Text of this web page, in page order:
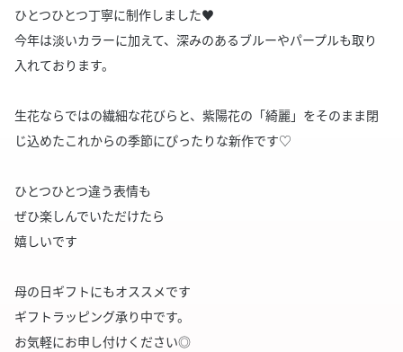
ひとつひとつ丁寧に制作しました♥
今年は淡いカラーに加えて、深みのあるブルーやパープルも取り
入れております。
生花ならではの繊細な花びらと、紫陽花の「綺麗」をそのまま閉
じ込めたこれからの季節にぴったりな新作です♡
ひとつひとつ違う表情も
ぜひ楽しんでいただけたら
嬉しいです
母の日ギフトにもオススメです
ギフトラッピング承り中です。
お気軽にお申し付けください◎